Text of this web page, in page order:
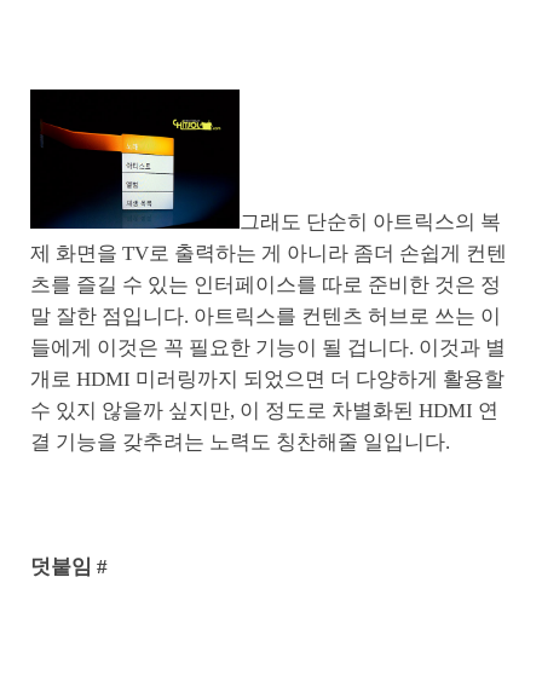
그래도 단순히 아트릭스의 복
제 화면을 TV로 출력하는 게 아니라 좀더 손쉽게 컨텐
츠를 즐길 수 있는 인터페이스를 따로 준비한 것은 정
말 잘한 점입니다. 아트릭스를 컨텐츠 허브로 쓰는 이
들에게 이것은 꼭 필요한 기능이 될 겁니다. 이것과 별
개로 HDMI 미러링까지 되었으면 더 다양하게 활용할
수 있지 않을까 싶지만, 이 정도로 차별화된 HDMI 연
결 기능을 갖추려는 노력도 칭찬해줄 일입니다.
덧붙임 #